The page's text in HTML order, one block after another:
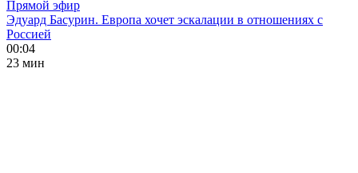
Прямой эфир
Эдуард Басурин. Европа хочет эскалации в отношениях с
Россией
00:04
23 мин